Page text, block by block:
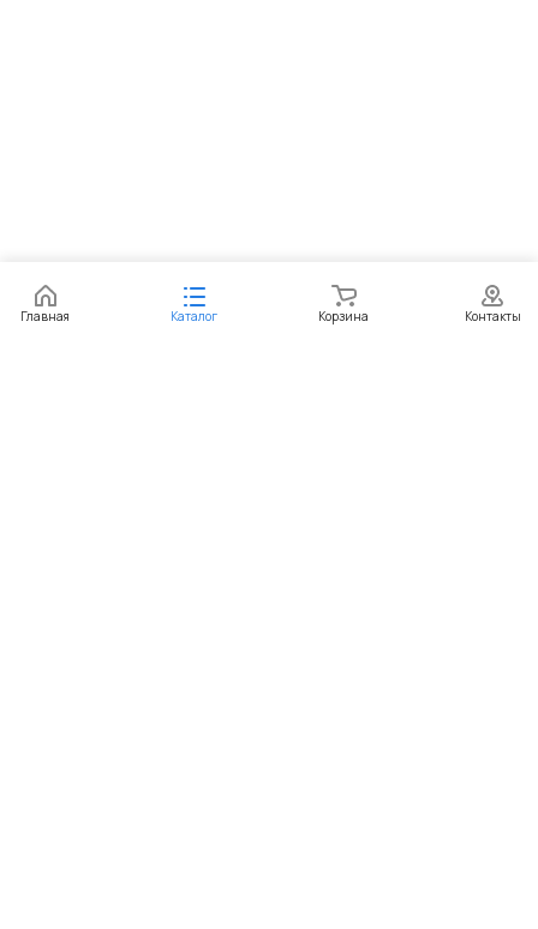
Главная Каталог Корзина Контакты